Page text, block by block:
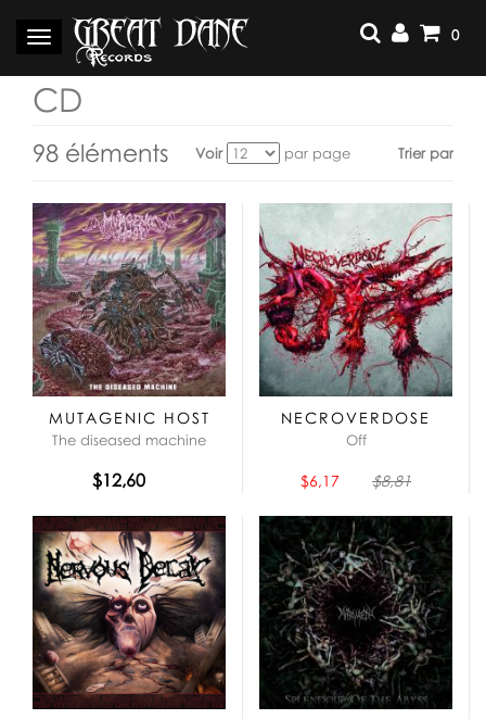
contenu
Basculer
navigation
0
CD
98 éléments Voir par page Trier par
en
tant
que:
MUTAGENIC HOST
The diseased machine
$12,60
NECROVERDOSE
Off
$6,17 $8,81